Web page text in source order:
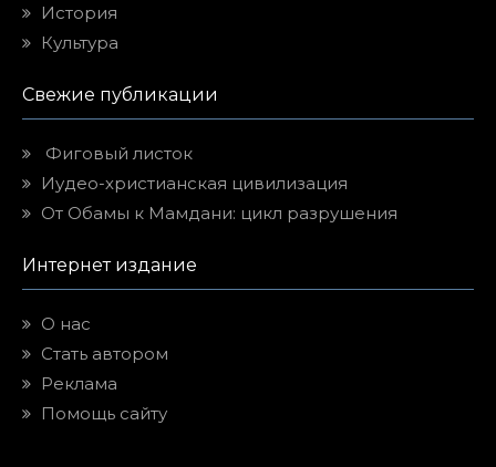
История
Культура
Свежие публикации
Фиговый листок
Иудео-христианская цивилизация
От Обамы к Мамдани: цикл разрушения
Интернет издание
О нас
Стать автором
Реклама
Помощь сайту